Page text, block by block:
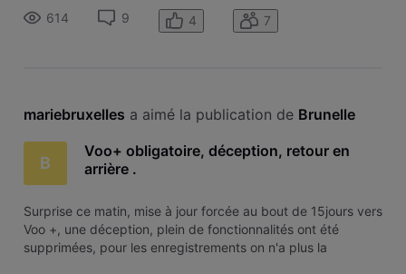
m'approcher de la télévision, assez prêt. Et j'ai une relative
bonne v
614 9 4 7
mariebruxelles a aimé la publication de Brunelle
B
Voo+ obligatoire, déception, retour en
arrière .
Surprise ce matin, mise à jour forcée au bout de 15jours vers
Voo +, une déception, plein de fonctionnalités ont été
supprimées, pour les enregistrements on n'a plus la